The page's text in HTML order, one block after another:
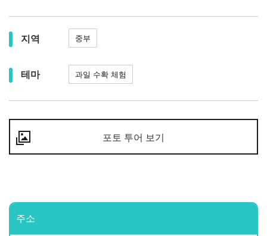
지역 중부
테마 과일 수확 체험
포토 투어 보기
주소